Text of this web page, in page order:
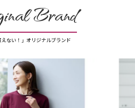
Brand
えない！」オリジナルブランド